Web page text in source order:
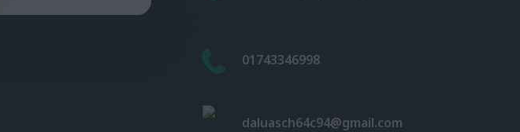
01743346998
daluasch64c94@gmail.com